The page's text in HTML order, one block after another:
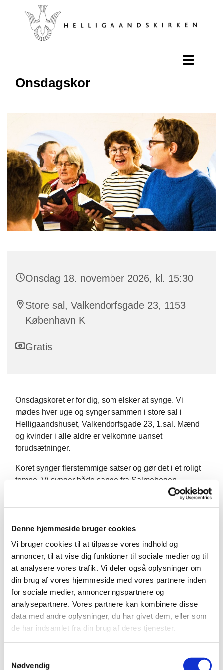
Denne hjemmeside bruger cookies
Vi bruger cookies til at tilpasse vores indhold og
annoncer, til at vise dig funktioner til sociale medier og til
at analysere vores trafik. Vi deler også oplysninger om
din brug af vores hjemmeside med vores partnere inden
for sociale medier, annonceringspartnere og
analysepartnere. Vores partnere kan kombinere disse
data med andre oplysninger, du har givet dem, eller som
de har indsamlet fra din brug af deres tjenester.
Nødvendig
Onsdagskor
Onsdag 18. november 2026, kl. 15:30
Store sal, Valkendorfsgade 23, 1153
København K
Gratis
Onsdagskoret er for dig, som elsker at synge. Vi
mødes hver uge og synger sammen i store sal i
Helligaandshuset, Valkendorfsgade 23, 1.sal. Mænd
og kvinder i alle aldre er velkomne uanset
forudsætninger.
Koret synger flerstemmige satser og gør det i et roligt
tempo. Vi synger både sange fra Salmebogen,
årstidenssange fra Højskolesangbogen og hvad vi
Koret medvirker lejlighedsvist til blandt andet
højmesser og andre arrangementer i kirken.
Kirkens to organister Ørjan Horn Johansen og Ruben
Munk leder koret. Hvis du er interesseret i at høre
mere, er du velkommen til at kontakte Ørjan Horn
Johansen på mail oerjan@helligaandskirken.dk